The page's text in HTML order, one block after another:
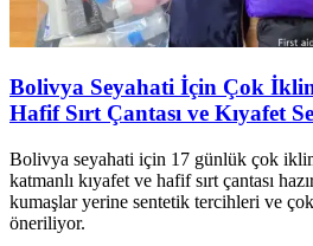
Bolivya Seyahati İçin Çok
Hafif Sırt Çantası ve Kıyafet
Bolivya seyahati için 17 günlük çok
katmanlı kıyafet ve hafif sırt çantası
kumaşlar yerine sentetik tercihleri ve
öneriliyor.